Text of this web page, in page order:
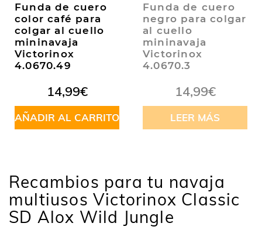
Funda de cuero
color café para
colgar al cuello
mininavaja
Victorinox
4.0670.49
14,99€
AÑADIR AL CARRITO
Funda de cuero
negro para colgar
al cuello
mininavaja
Victorinox
4.0670.3
14,99€
LEER MÁS
Recambios para tu navaja
multiusos Victorinox Classic
SD Alox Wild Jungle